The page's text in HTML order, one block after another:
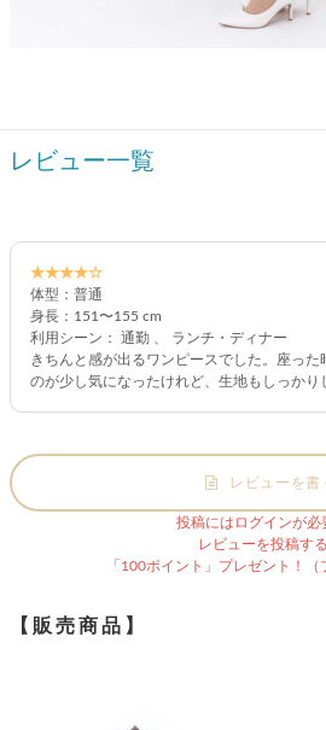
レビュー一覧
★★★★☆
体型：普通
身長：151〜155 cm
利用シーン： 通勤 、 ランチ・ディナー
きちんと感が出るワンピースでした。座った
のが少し気になったけれど、生地もしっかり
レビューを書
投稿にはログインが必
レビューを投稿す
「100ポイント」プレゼント！（
【販売商品】